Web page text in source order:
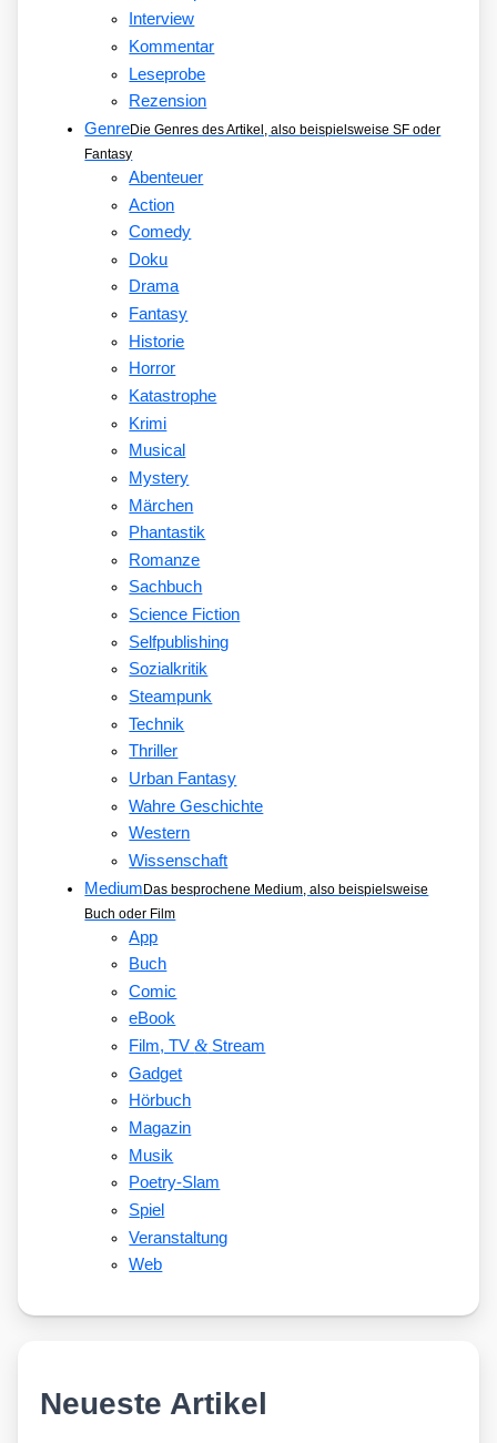
Interview
Kommentar
Leseprobe
Rezension
GenreDie Genres des Artikel, also beispielsweise SF oder
Fantasy
Abenteuer
Action
Comedy
Doku
Drama
Fantasy
Historie
Horror
Katastrophe
Krimi
Musical
Mystery
Märchen
Phantastik
Romanze
Sachbuch
Science Fiction
Selfpublishing
Sozialkritik
Steampunk
Technik
Thriller
Urban Fantasy
Wahre Geschichte
Western
Wissenschaft
MediumDas besprochene Medium, also beispielsweise
Buch oder Film
App
Buch
Comic
eBook
Film, TV&Stream
Gadget
Hörbuch
Magazin
Musik
Poetry-Slam
Spiel
Veranstaltung
Web
Neueste Artikel